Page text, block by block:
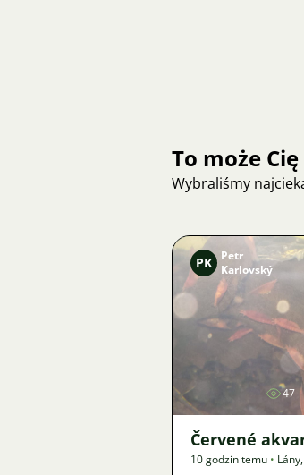
To może
Wybraliśmy
PK
Petr
Karlovský
47
Červené
10 godzin temu • Lány,